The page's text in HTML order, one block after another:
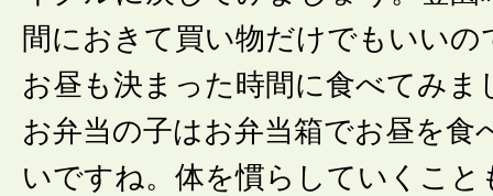
間におきて買い物だけでもいいの
お昼も決まった時間に食べてみま
お弁当の子はお弁当箱でお昼を食
いですね。体を慣らしていくこと